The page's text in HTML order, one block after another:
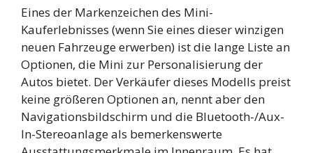
Eines der Markenzeichen des Mini-
Kauferlebnisses (wenn Sie eines dieser winzigen
neuen Fahrzeuge erwerben) ist die lange Liste an
Optionen, die Mini zur Personalisierung der
Autos bietet. Der Verkäufer dieses Modells preist
keine größeren Optionen an, nennt aber den
Navigationsbildschirm und die Bluetooth-/Aux-
In-Stereoanlage als bemerkenswerte